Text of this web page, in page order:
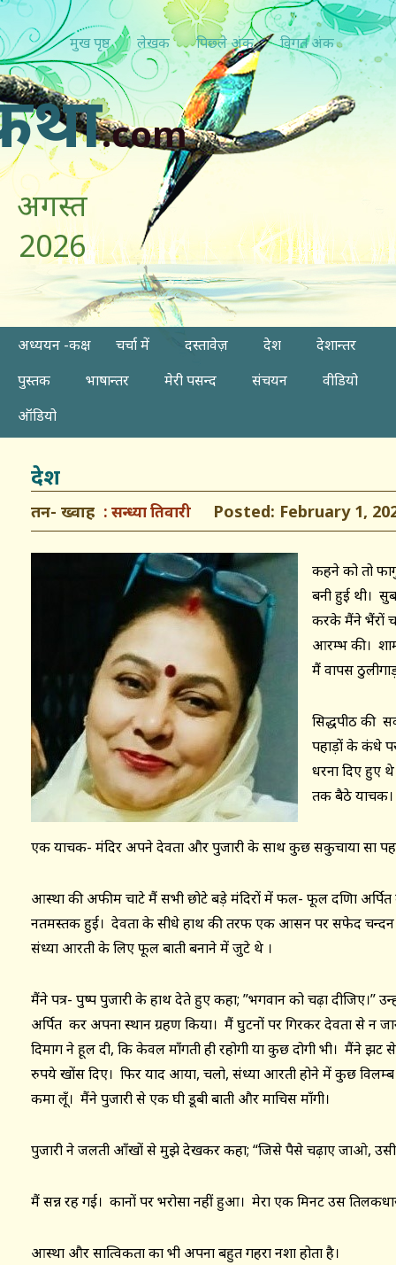
मुख पृष्ठ लेखक पिछ्ले अंक विगत अंक
.com
अगस्त
2026
अध्ययन -कक्ष चर्चा में दस्तावेज़ देश
देशान्तर
पुस्तक
भाषान्तर मेरी पसन्द संचयन
वीडियो
ऑडियो
देश
तन- ख्वाह सन्ध्या तिवारी Posted: February 1,
कहने को तो
बनी हुई थी।
करके मैंने भैंरों
आरम्भ की।
मैं वापस
सिद्धपीठ की
पहाड़ों के कंधे
धरना दिए हुए
तक बैठे याचक।
एक याचक- मंदिर अपने देवता और पुजारी के साथ कुछ सकुचाया सा
आस्था की अफीम चाटे मैं सभी छोटे बड़े मंदिरों में फल- फूल दक्षिणा
नतमस्तक हुई। देवता के सीधे हाथ की तरफ एक आसन पर सफेद चन्दन
संध्या आरती के लिए फूल बाती बनाने में जुटे थे ।
मैंने पत्र- पुष्प पुजारी के हाथ देते हुए कहा; ”भगवान को चढ़ा दीजिए।”
अर्पित कर अपना स्थान ग्रहण किया। मैं घुटनों पर गिरकर देवता से न
दिमाग ने हूल दी, कि केवल माँगती ही रहोगी या कुछ दोगी भी। मैंने
रुपये खोंस दिए। फिर याद आया, चलो, संध्या आरती होने में कुछ
कमा लूँ। मैंने पुजारी से एक घी डूबी बाती और माचिस माँगी।
पुजारी ने जलती आँखों से मुझे देखकर कहा; “जिसे पैसे चढ़ाए जाओ, उसी
मैं सन्न रह गई। कानों पर भरोसा नहीं हुआ। मेरा एक मिनट उस
आस्था और सात्विकता का भी अपना बहुत गहरा नशा होता है।